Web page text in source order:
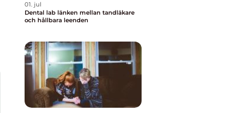
01. jul
Dental lab länken mellan tandläkare
och hållbara leenden